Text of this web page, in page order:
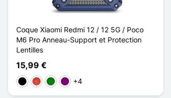
Coque Xiaomi Redmi 12 / 12 5G / Poco
M6 Pro Anneau-Support et Protection
Lentilles
15,99 €
MustaPunainen
VihreäViolet+4